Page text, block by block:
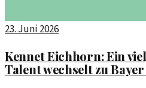
23. Juni 2026
Kennet Eichhorn: Ein
Talent wechselt zu